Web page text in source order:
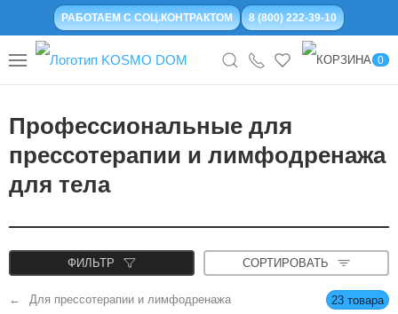
РАБОТАЕМ С СОЦ.КОНТРАКТОМ 8 (800) 222-39-10
0
Профессиональные для
прессотерапии и лимфодренажа
для тела
ФИЛЬТР СОРТИРОВАТЬ
Для прессотерапии и лимфодренажа 23 товара